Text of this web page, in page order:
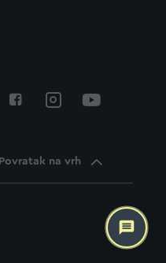
Povratak na vrh